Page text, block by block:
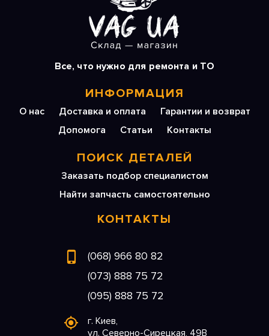
Все, что нужно для ремонта и ТО
ИНФОРМАЦИЯ
О нас Доставка и оплата
Гарантии и возврат
Допомога
Статьи Контакты
ПОИСК ДЕТАЛЕЙ
Заказать подбор специалистом
Найти запчасть самостоятельно
КОНТАКТЫ
(068) 966 80 82
(073) 888 75 72
(095) 888 75 72
г. Киев,
ул. Северно-Сирецкая, 49В